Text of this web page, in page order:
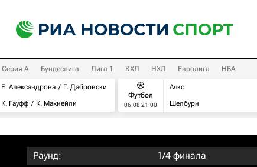
Серия А Бундеслига Лига 1 КХЛ НХЛ Евролига НБА
Е. Александрова
Г. Дабровски
К. Гауфф
К. Макнейли
Футбол
06.08 21:00
Аякс
Шелбурн
Раунд:
1/4 финала